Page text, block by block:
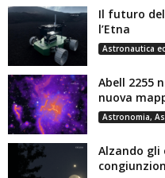
Il futuro
l’Etna
Astronautica
Abell 2255
nuova
Astronomia,
Alzando gli